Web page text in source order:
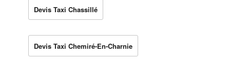
Devis Taxi Chassillé
Devis Taxi Chemiré-En-Charnie